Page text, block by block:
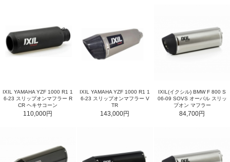
IXIL YAMAHA YZF 1000 R1 1
6-23 スリップオンマフラー R
CR ヘキサコーン
110,000円
IXIL YAMAHA YZF 1000 R1 1
6-23 スリップオンマフラー V
TR
143,000円
IXIL(イクシル) BMW F 800 S
06-09 SOVS オーバル スリッ
プオン マフラー
84,700円